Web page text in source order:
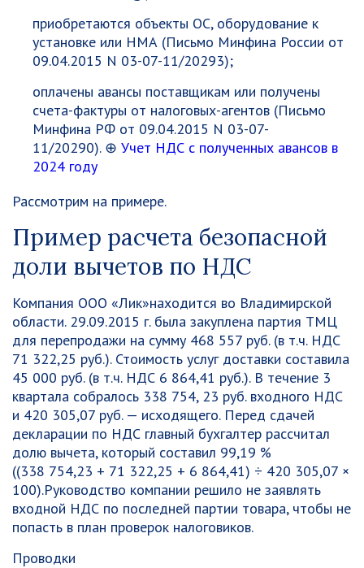
приобретаются объекты ОС, оборудование к
установке или НМА (Письмо Минфина России от
09.04.2015 N 03-07-11/20293);
оплачены авансы поставщикам или получены
счета-фактуры от налоговых-агентов (Письмо
Минфина РФ от 09.04.2015 N 03-07-
11/20290). ⊕ Учет НДС с полученных авансов в
2024 году
Рассмотрим на примере.
Пример расчета безопасной
доли вычетов по НДС
Компания ООО «Лик»находится во Владимирской
области. 29.09.2015 г. была закуплена партия ТМЦ
для перепродажи на сумму 468 557 руб. (в т.ч. НДС
71 322,25 руб.). Стоимость услуг доставки составила
45 000 руб. (в т.ч. НДС 6 864,41 руб.). В течение 3
квартала собралось 338 754, 23 руб. входного НДС
и 420 305,07 руб. — исходящего. Перед сдачей
декларации по НДС главный бухгалтер рассчитал
долю вычета, который составил 99,19 %
((338 754,23 + 71 322,25 + 6 864,41) ÷ 420 305,07 ×
100).Руководство компании решило не заявлять
входной НДС по последней партии товара, чтобы не
попасть в план проверок налоговиков.
Проводки